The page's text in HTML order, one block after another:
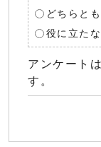
どちらと
役に立た
アンケート
す。